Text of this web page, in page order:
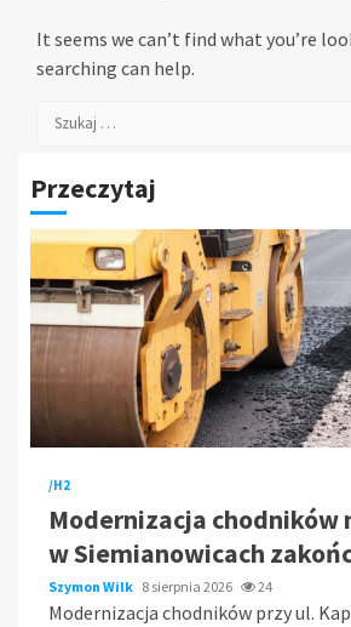
It seems we can’t find what you’re
searching can help.
Szukaj:
Przeczytaj
/H2
Modernizacja chodników
w Siemianowicach
Szymon Wilk 8 sierpnia 2026 24
Modernizacja chodników przy ul.